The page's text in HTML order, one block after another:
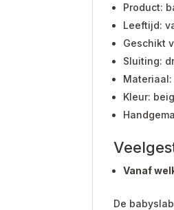
Product:
Leeftijd:
Geschikt
Sluiting:
Kleur:
Vanaf
De